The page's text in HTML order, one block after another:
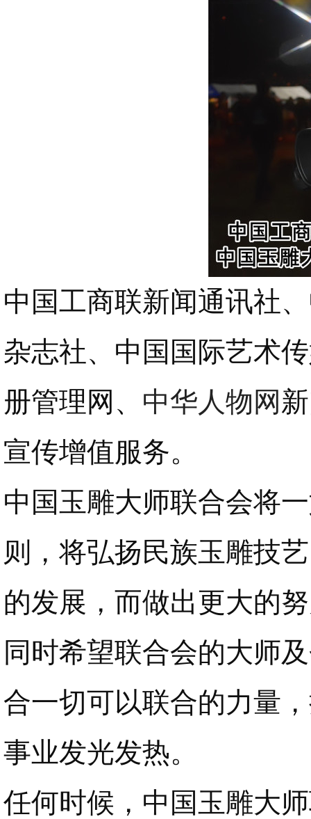
中国工商联新闻通讯社
杂志社、中国国际艺术
册管理网、 中华人物网
宣传增值服务。
中国玉雕大师联合会将
则，将弘扬民族玉雕技
的发展，而做出更大的
同时希望联合会的大师
合一切可以联合的力量
事业发光发热。
任何时候，中国玉雕大